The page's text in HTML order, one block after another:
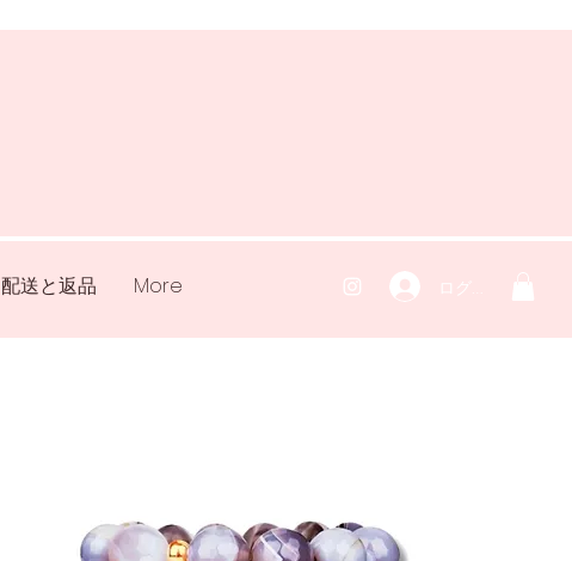
配送と返品 More ログイン